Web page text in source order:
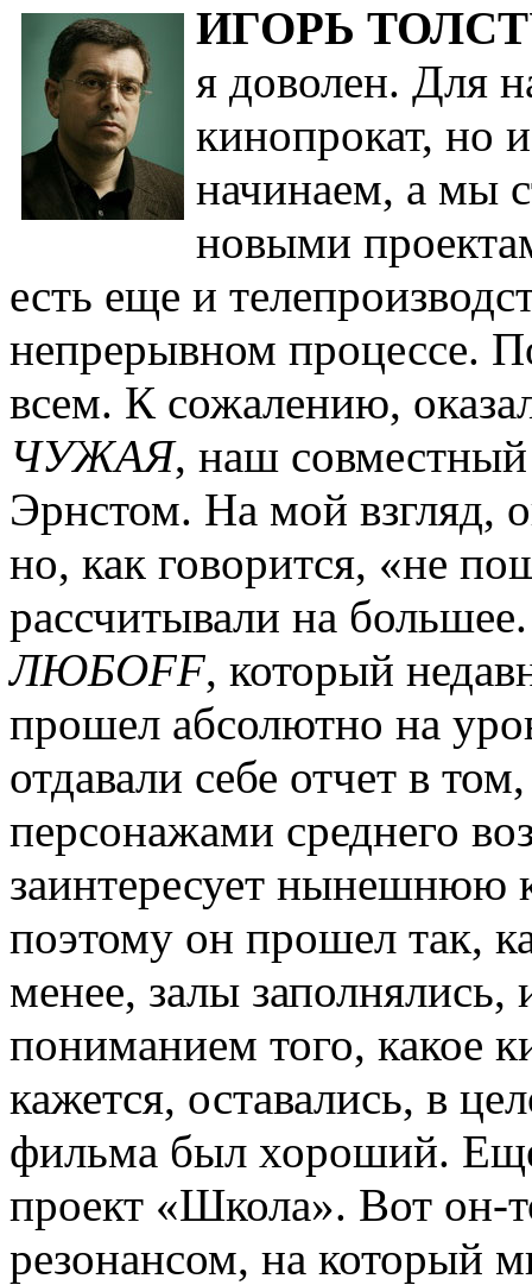
ИГОРЬ
я доволен. Для
кинопрокат, но
начинаем, а мы
новыми
есть еще и
непрерывном процессе.
всем. К сожалению,
ЧУЖАЯ, наш
Эрнстом. На мой взгляд,
но, как говорится, «не
рассчитывали на
ЛЮБОFF, который
прошел абсолютно на
отдавали себе отчет в
персонажами среднего
заинтересует нынешнюю
поэтому он прошел так,
менее, залы
пониманием того, какое
кажется, оставались, в
фильма был хороший.
проект «Школа». Вот он-
резонансом, на который